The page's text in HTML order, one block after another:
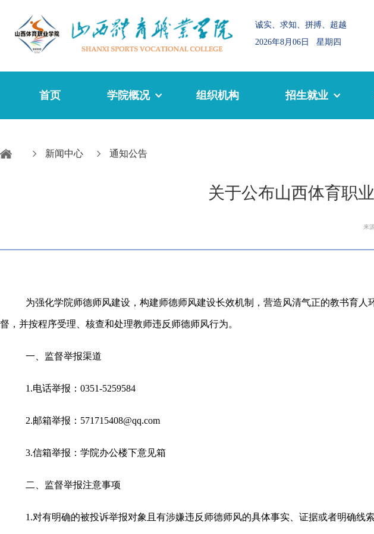
诚实、求知、拼搏、超越
2026年8月06日 星期四
首页 学院概况 组织机构 招生就业
新闻中心 通知公告
关于公布山西体育职
来
为强化学院师德师风建设，构建师德师风建设长效机制，营造风清气正的教书育
督，并按程序受理、核查和处理教师违反师德师风行为。
一、监督举报渠道
1.电话举报：0351-5259584
2.邮箱举报：571715408@qq.com
3.信箱举报：学院办公楼下意见箱
二、监督举报注意事项
1.对有明确的被投诉举报对象且有涉嫌违反师德师风的具体事实、证据或者明确线